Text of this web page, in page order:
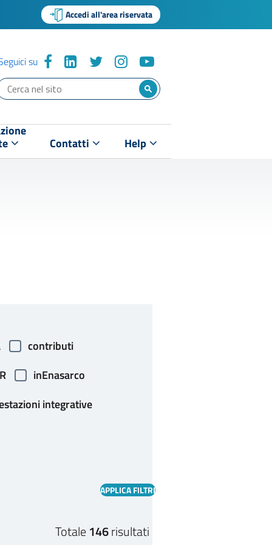
Accedi all'area riservata
su
Contatti Help
contributi
inEnasarco
integrative
Totale146risultati